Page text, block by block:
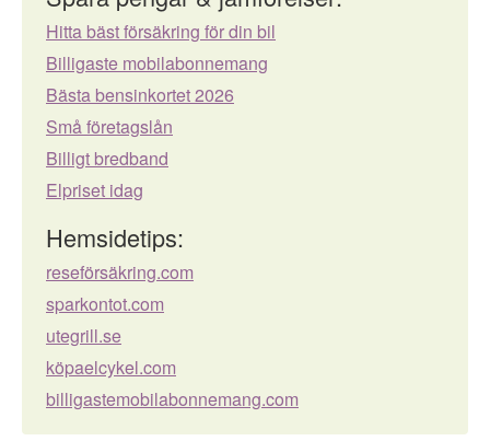
Hitta bäst försäkring för din bil
Billigaste mobilabonnemang
Bästa bensinkortet 2026
Små företagslån
Billigt bredband
Elpriset idag
Hemsidetips:
reseförsäkring.com
sparkontot.com
utegrill.se
köpaelcykel.com
billigastemobilabonnemang.com